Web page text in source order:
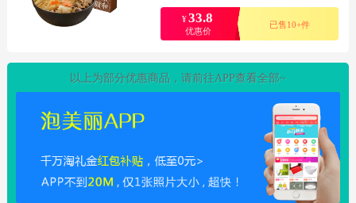
¥ 33.8
优惠价
已售10+件
以上为部分优惠商品，请前往APP查看全部~